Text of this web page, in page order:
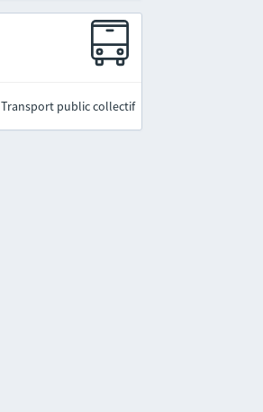
Transport public collectif